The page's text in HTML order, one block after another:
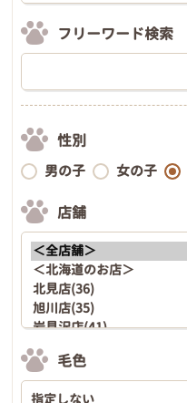
フリーワード検索
性別
男の子 女の子
店舗
毛色